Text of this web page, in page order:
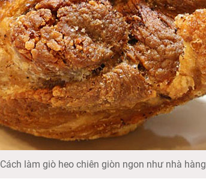
Cách làm giò heo chiên giòn ngon như nhà hàng